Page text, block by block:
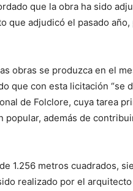
que la obra ha sido
que adjudicó el pasado
obras se produzca en el
que con esta licitación “se
de Folclore, cuya tarea
además de
1.256 metros cuadrados,
realizado por el